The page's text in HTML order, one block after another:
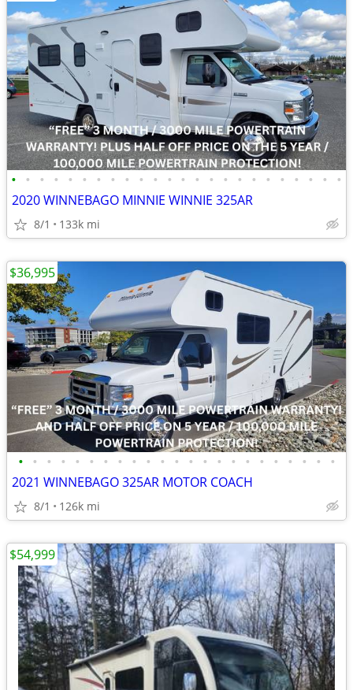
• • • • • • • • • • • • • • • • • • • • • • • •
2020 WINNEBAGO MINNIE WINNIE 325AR
8/1 133k mi
• • • • • • • • • • • • • • • • • • • • • • •
2021 WINNEBAGO 325AR MOTOR COACH
8/1 126k mi
$36,995
$54,999